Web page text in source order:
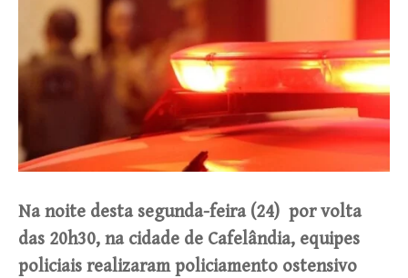
Na noite desta segunda-feira (24) por volta
das 20h30, na cidade de Cafelândia, equipes
policiais realizaram policiamento ostensivo